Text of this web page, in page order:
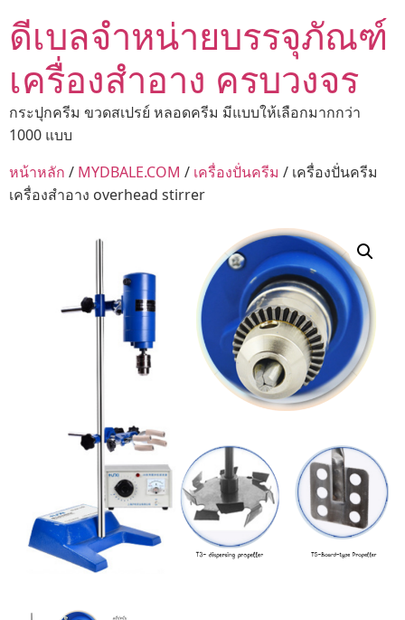
ดีเบลจำหน่ายบรรจุภัณฑ์
เครื่องสำอาง ครบวงจร
กระปุกครีม ขวดสเปรย์ หลอดครีม มีแบบให้เลือกมากกว่า
1000 แบบ
หน้าหลัก / MYDBALE.COM / เครื่องปั่นครีม / เครื่องปั่นครีม
เครื่องสำอาง overhead stirrer